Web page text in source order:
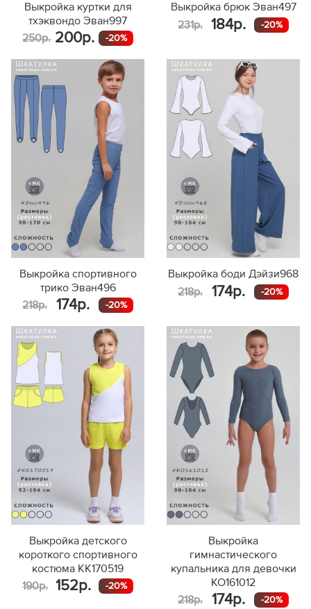
Выкройка куртки для
тхэквондо Эван997
250р. 200р. -20%
Выкройка брюк Эван497
231р.
184р. -20%
Выкройка спортивного
трико Эван496
218р.
174р. -20%
Выкройка боди Дэйзи968
218р.
174р. -20%
Выкройка детского
короткого спортивного
костюма KK170519
190р.
152р. -20%
Выкройка
гимнастического
купальника для девочки
KO161012
218р.
174р. -20%